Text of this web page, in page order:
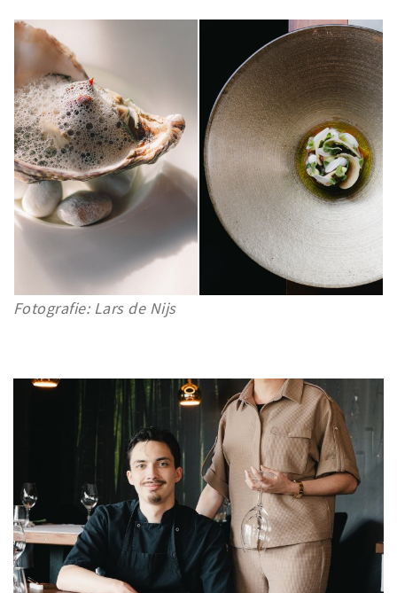
Fotografie: Lars de Nijs